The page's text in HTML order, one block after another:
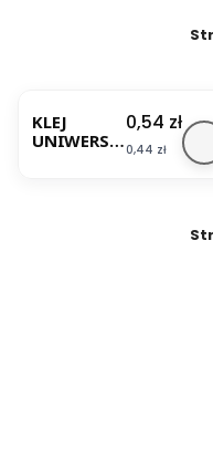
KLEJ
UNIWERSA
Cena
0,54 zł
Cena
0,44 zł